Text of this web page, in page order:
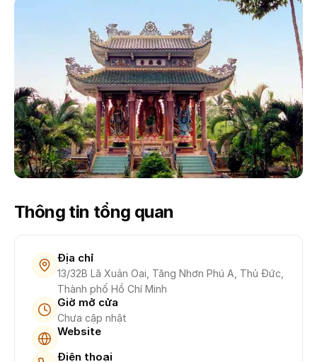
Thông tin tổng quan
Địa chỉ
13/32B Lã Xuân Oai, Tăng Nhơn Phú A, Thủ Đức,
Thành phố Hồ Chí Minh
Giờ mở cửa
Chưa cập nhật
Website
Điện thoại